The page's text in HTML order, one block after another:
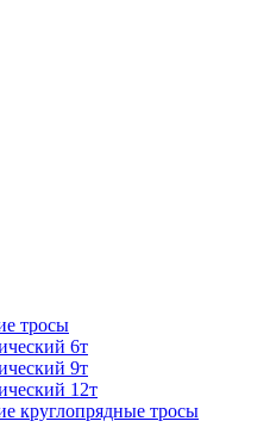
тросы
6т
9т
12т
круглопрядные тросы